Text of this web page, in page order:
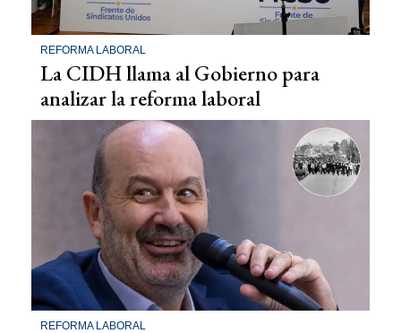
REFORMA LABORAL
La CIDH llama al Gobierno para
analizar la reforma laboral
REFORMA LABORAL